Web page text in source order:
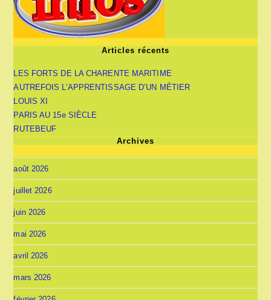
Articles récents
LES FORTS DE LA CHARENTE MARITIME
AUTREFOIS L’APPRENTISSAGE D’UN MÉTIER
LOUIS XI
PARIS AU 15e SIÈCLE
RUTEBEUF
Archives
août 2026
juillet 2026
juin 2026
mai 2026
avril 2026
mars 2026